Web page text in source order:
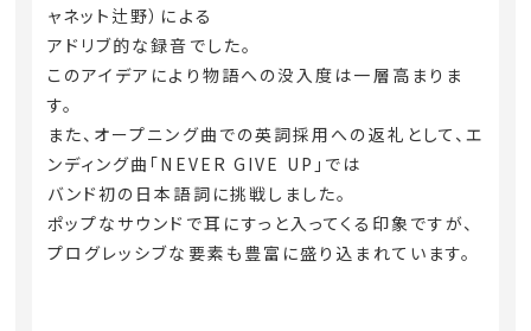
ャネット辻野）による
アドリブ的な録音でした。
このアイデアにより物語への没入度は一層高まりま
す。
また、オープニング曲での英詞採用への返礼として、エ
ンディング曲「NEVER GIVE UP」では
バンド初の日本語詞に挑戦しました。
ポップなサウンドで耳にすっと入ってくる印象ですが、
プログレッシブな要素も豊富に盛り込まれています。